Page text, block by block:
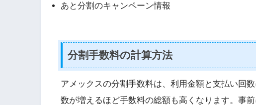
あと分割のキャンペーン情報
分割手数料の計算方法
アメックスの分割手数料は、利用金額と支払い回
数が増えるほど手数料の総額も高くなります。事